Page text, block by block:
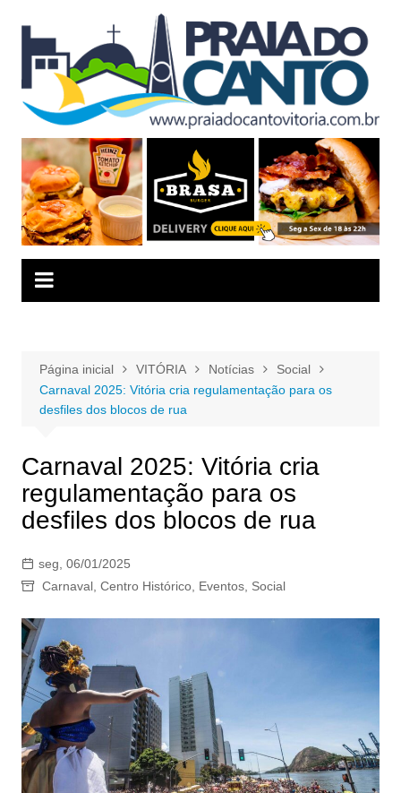
conteúdo
Página inicial VITÓRIA Notícias
Social
Carnaval 2025: Vitória cria regulamentação para os
desfiles dos blocos de rua
Carnaval 2025: Vitória cria
regulamentação para os
desfiles dos blocos de rua
seg, 06/01/2025
Carnaval, Centro Histórico, Eventos, Social